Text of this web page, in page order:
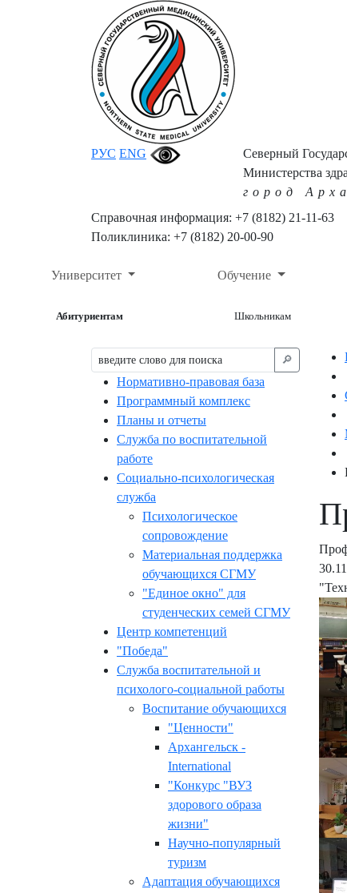
РУС ENG
Северный
Министерства
город
Справочная информация: +7 (8182) 21-11-63
Поликлиника: +7 (8182) 20-00-90
Университет Обучение
Абитуриентам Школьникам
🔎︎
Нормативно-правовая база
Программный комплекс
Планы и отчеты
Служба по воспитательной
работе
Социально-психологическая
служба
Психологическое
сопровождение
Материальная поддержка
обучающихся СГМУ
"Единое окно" для
студенческих семей СГМУ
Центр компетенций
"Победа"
Служба воспитательной и
психолого-социальной работы
Воспитание обучающихся
"Ценности"
Архангельск -
International
"Конкурс "ВУЗ
здорового образа
жизни"
Научно-популярный
туризм
Адаптация обучающихся